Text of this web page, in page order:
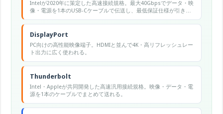
Intelが2020年に策定した高速接続規格。最大40Gbpsでデータ・映
像・電源を1本のUSB-Cケーブルで伝送し、最低保証仕様が引き上
げられた。
DisplayPort
PC向けの高性能映像端子。HDMIと並んで4K・高リフレッシュレー
ト出力に広く使われる。
Thunderbolt
Intel・Appleが共同開発した高速汎用接続規格。映像・データ・電
源を1本のケーブルでまとめて送れる。